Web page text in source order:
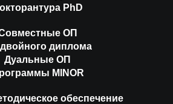
PhD
ОП
диплома
Дуальные ОП
MINOR
обеспечение